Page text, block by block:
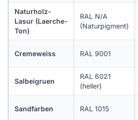
Naturholz-
Lasur (Laerche-
Ton)
RAL N/A
(Naturpigment)
Cremeweiss RAL 9001
Salbeigruen
RAL 6021
(heller)
Sandfarben RAL 1015